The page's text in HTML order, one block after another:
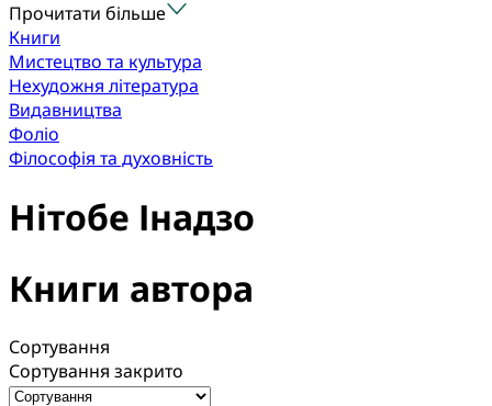
Прочитати більше
Книги
Мистецтво та культура
Нехудожня література
Видавництва
Фоліо
Філософія та духовність
Нітобе Інадзо
Книги автора
Сортування
Сортування закрито